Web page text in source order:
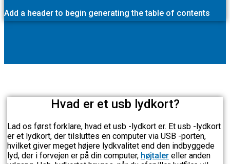
Add a header to begin generating the table of contents
Hvad er et usb lydkort?
Lad os først forklare, hvad et usb -lydkort er. Et usb -lydkort
er et lydkort, der tilsluttes en computer via USB -porten,
hvilket giver meget højere lydkvalitet end den indbyggede
lyd, der i forvejen er på din computer, højtaler eller anden